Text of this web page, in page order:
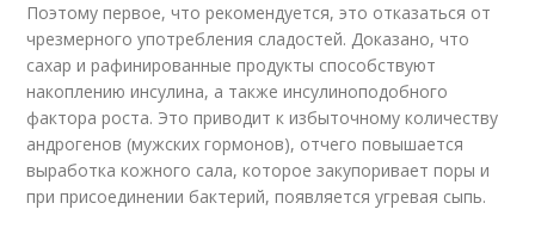
Поэтому первое, что рекомендуется, это отказаться от
чрезмерного употребления сладостей. Доказано, что
сахар и рафинированные продукты способствуют
накоплению инсулина, а также инсулиноподобного
фактора роста. Это приводит к избыточному количеству
андрогенов (мужских гормонов), отчего повышается
выработка кожного сала, которое закупоривает поры и
при присоединении бактерий, появляется угревая сыпь.